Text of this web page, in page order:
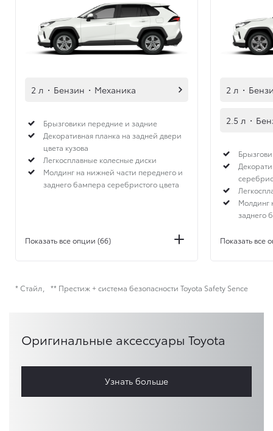
2 л · Бензин · Механика
Брызговики передние и задние
Декоративная планка на задней двери
цвета кузова
Легкосплавные колесные диски
Молдинг на нижней части переднего и
заднего бампера серебристого цвета
Показать все опции (66)
2 л ·
2.5 л ·
Молдинг
заднего
Показать все
* Стайл ** Престиж + система безопасности Toyota Safety Sence
Оригинальные аксессуары Toyota
Узнать больше